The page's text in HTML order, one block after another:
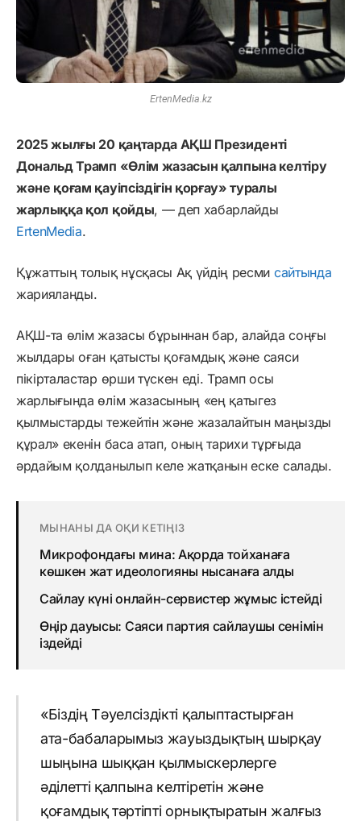
ErtenMedia.kz
2025 жылғы 20 қаңтарда АҚШ Президенті
Дональд Трамп «Өлім жазасын қалпына келтіру
және қоғам қауіпсіздігін қорғау» туралы
жарлыққа қол қойды, — деп хабарлайды
ErtenMedia.
Құжаттың толық нұсқасы Ақ үйдің ресми сайтында
жарияланды.
АҚШ-та өлім жазасы бұрыннан бар, алайда соңғы
жылдары оған қатысты қоғамдық және саяси
пікірталастар өрши түскен еді. Трамп осы
жарлығында өлім жазасының «ең қатыгез
қылмыстарды тежейтін және жазалайтын маңызды
құрал» екенін баса атап, оның тарихи тұрғыда
әрдайым қолданылып келе жатқанын еске салады.
МЫНАНЫ ДА ОҚИ КЕТІҢІЗ
Микрофондағы мина: Ақорда тойханаға
көшкен жат идеологияны нысанаға алды
Сайлау күні онлайн-сервистер жұмыс істейді
Өңір дауысы: Саяси партия сайлаушы сенімін
іздейді
«Біздің Тәуелсіздікті қалыптастырған
ата-бабаларымыз жауыздықтың шырқау
шыңына шыққан қылмыскерлерге
әділетті қалпына келтіретін және
қоғамдық тәртіпті орнықтыратын жалғыз